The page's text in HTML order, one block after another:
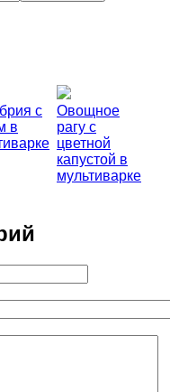
с
в
Овощное
рагу с
цветной
капустой в
мультиварке